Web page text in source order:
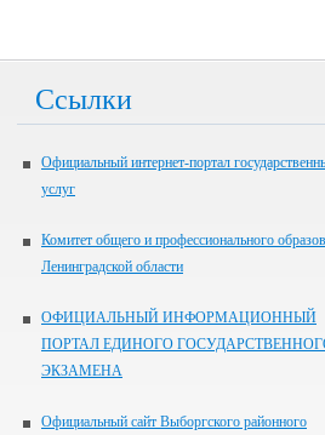
Ссылки
Официальный интернет-портал
услуг
Комитет общего и профессионального
Ленинградской области
ОФИЦИАЛЬНЫЙ ИНФОРМАЦИОННЫЙ
ПОРТАЛ ЕДИНОГО
ЭКЗАМЕНА
Официальный сайт Выборгского районного